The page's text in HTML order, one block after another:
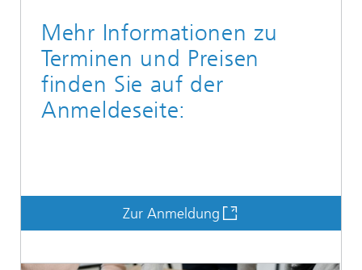
Mehr Informationen zu
Terminen und Preisen
finden Sie auf der
Anmeldeseite:
Zur Anmeldung